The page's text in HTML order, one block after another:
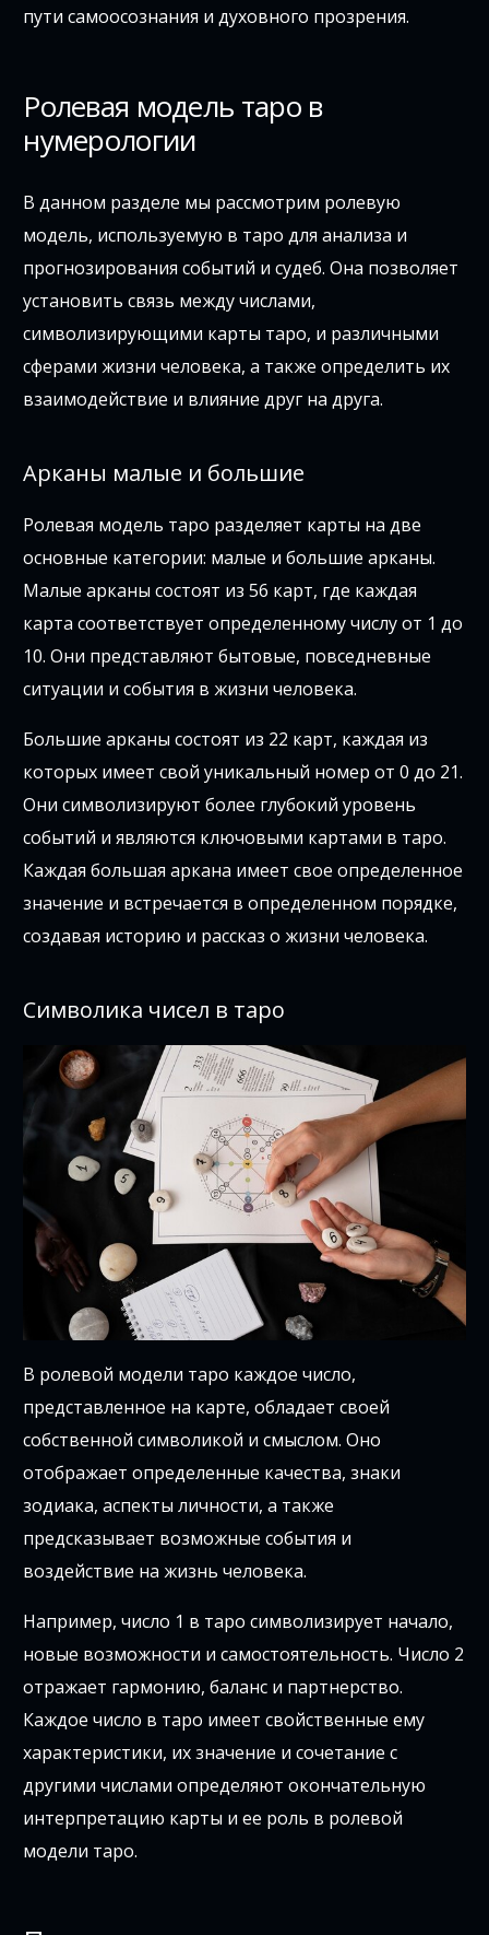
пути самоосознания и духовного прозрения.
Ролевая модель таро в
нумерологии
В данном разделе мы рассмотрим ролевую
модель, используемую в таро для анализа и
прогнозирования событий и судеб. Она позволяет
установить связь между числами,
символизирующими карты таро, и различными
сферами жизни человека, а также определить их
взаимодействие и влияние друг на друга.
Арканы малые и большие
Ролевая модель таро разделяет карты на две
основные категории: малые и большие арканы.
Малые арканы состоят из 56 карт, где каждая
карта соответствует определенному числу от 1 до
10. Они представляют бытовые, повседневные
ситуации и события в жизни человека.
Большие арканы состоят из 22 карт, каждая из
которых имеет свой уникальный номер от 0 до 21.
Они символизируют более глубокий уровень
событий и являются ключовыми картами в таро.
Каждая большая аркана имеет свое определенное
значение и встречается в определенном порядке,
создавая историю и рассказ о жизни человека.
Символика чисел в таро
В ролевой модели таро каждое число,
представленное на карте, обладает своей
собственной символикой и смыслом. Оно
отображает определенные качества, знаки
зодиака, аспекты личности, а также
предсказывает возможные события и
воздействие на жизнь человека.
Например, число 1 в таро символизирует начало,
новые возможности и самостоятельность. Число 2
отражает гармонию, баланс и партнерство.
Каждое число в таро имеет свойственные ему
характеристики, их значение и сочетание с
другими числами определяют окончательную
интерпретацию карты и ее роль в ролевой
модели таро.